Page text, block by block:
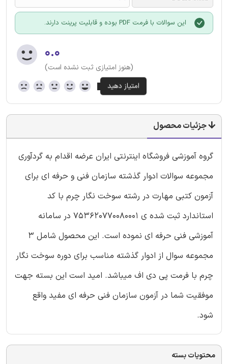
این سوالات با فرمت PDF بوده و قابلیت پرینت دارند.
۰.۰
(هنوز امتیازی ثبت نشده است)
جزئیات محصول
گروه آموزشی فروشگاه اینترنتی ایران عرضه اقدام به گردآوری
مجموعه سوالات ادوار گذشته سازمان فنی و حرفه ای برای
آزمون کتبی مهارت در رشته سوخت نگار چرم با کد
استاندارد ثبت شده ی 753620770080001 در سامانه
آموزشی فنی حرفه ای نموده است. این محصول شامل 3
مجموعه سوال از ادوار گذشته مناسب برای دوره سوخت نگار
چرم با فرمت پی دی اف میباشد. امید است این بسته جهت
موفقیت شما در آزمون سازمان فنی حرفه ای مفید واقع
شود.
محتویات بسته